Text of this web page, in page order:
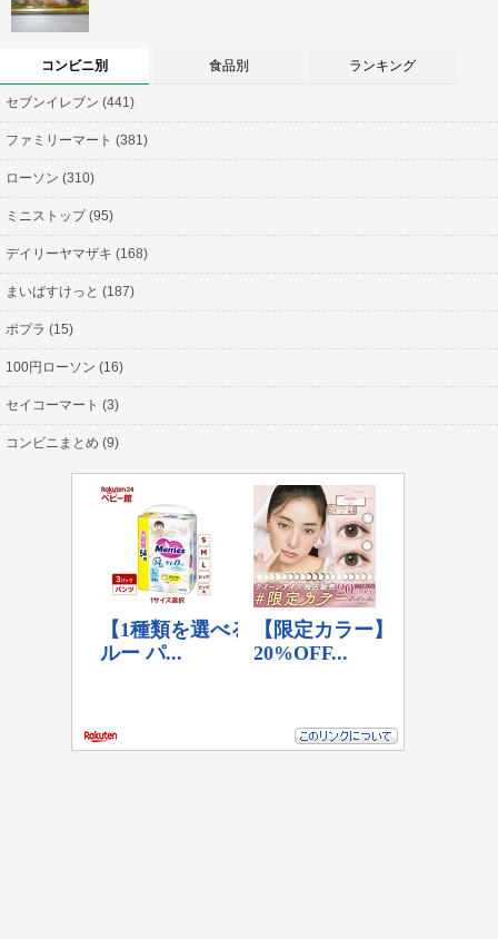
コンビニ別 食品別 ランキング
セブンイレブン (441)
ファミリーマート (381)
ローソン (310)
ミニストップ (95)
デイリーヤマザキ (168)
まいばすけっと (187)
ポプラ (15)
100円ローソン (16)
セイコーマート (3)
コンビニまとめ (9)